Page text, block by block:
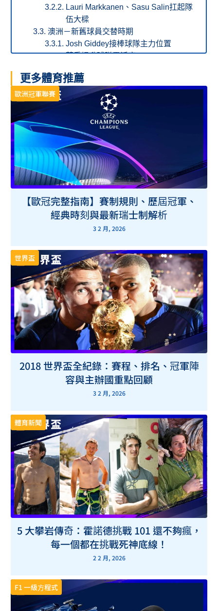
Lauri Markkanen、Sasu Salin扛起隊
伍大樑
澳洲－新舊球員交替時期
Josh Giddey接棒球隊主力位置
著重提升球隊靈活度
戰術：體格不夠，速度來湊
把握主辦國的主場優勢
更多體育推薦
歐洲冠軍聯賽
【歐冠完整指南】賽制規則、歷屆冠軍、
經典時刻與最新瑞士制解析
3 2 月, 2026
世界盃
2018 世界盃全紀錄：賽程、排名、冠軍陣
容與主辦國重點回顧
3 2 月, 2026
體育新聞
5 大攀岩傳奇：霍諾德挑戰 101 還不夠瘋，
每一個都在挑戰死神底線！
2 2 月, 2026
F1 一級方程式